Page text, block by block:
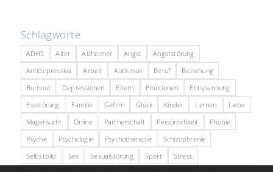
Schlagworte
ADHS Alter Alzheimer Angst
Angststörung
Antidepressiva
Arbeit Autismus Beruf
Beziehung
Burnout
Depressionen Eltern Emotionen
Entspannung
Essstörung
Familie Gehirn Glück Kinder Lernen
Liebe
Magersucht
Online Partnerschaft Persönlichkeit
Phobie
Psyche
Psychologie Psychotherapie
Schizophrenie
Selbstbild
Sex Sexualstörung Sport
Stress